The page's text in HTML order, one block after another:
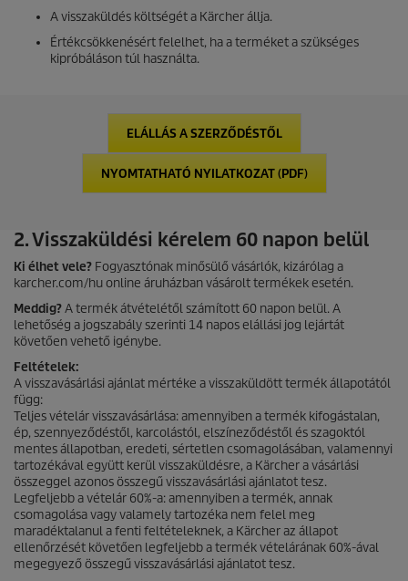
A visszaküldés költségét a Kärcher állja.
Értékcsökkenésért felelhet, ha a terméket a szükséges
kipróbáláson túl használta.
ELÁLLÁS A SZERZŐDÉSTŐL
NYOMTATHATÓ NYILATKOZAT (PDF)
2. Visszaküldési kérelem 60 napon belül
Ki élhet vele? Fogyasztónak minősülő vásárlók, kizárólag a
karcher.com/hu online áruházban vásárolt termékek esetén.
Meddig?A termék átvételétől számított 60 napon belül. A
lehetőség a jogszabály szerinti 14 napos elállási jog lejártát
követően vehető igénybe.
Feltételek:
A visszavásárlási ajánlat mértéke a visszaküldött termék állapotától
függ:
Teljes vételár visszavásárlása: amennyiben a termék kifogástalan,
ép, szennyeződéstől, karcolástól, elszíneződéstől és szagoktól
mentes állapotban, eredeti, sértetlen csomagolásában, valamennyi
tartozékával együtt kerül visszaküldésre, a Kärcher a vásárlási
összeggel azonos összegű visszavásárlási ajánlatot tesz.
Legfeljebb a vételár 60%-a: amennyiben a termék, annak
csomagolása vagy valamely tartozéka nem felel meg
maradéktalanul a fenti feltételeknek, a Kärcher az állapot
ellenőrzését követően legfeljebb a termék vételárának 60%-ával
megegyező összegű visszavásárlási ajánlatot tesz.